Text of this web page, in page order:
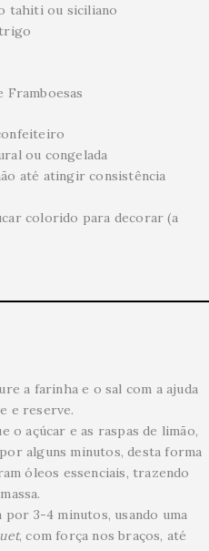
tahiti ou siciliano
Framboesas
ou congelada
até atingir consistência
colorido para decorar (a
a farinha e o sal com a ajuda
e reserve.
o açúcar e as raspas de limão,
alguns minutos, desta forma
óleos essenciais, trazendo
por 3-4 minutos, usando uma
, com força nos braços, até